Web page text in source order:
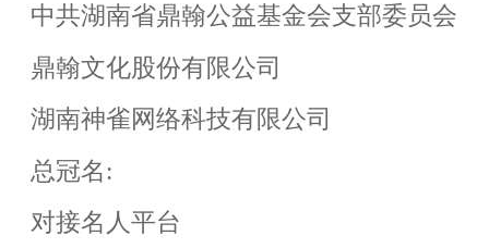
中共湖南省鼎翰公益基金会支部委员会
鼎翰文化股份有限公司
湖南神雀网络科技有限公司
总冠名:
对接名人平台